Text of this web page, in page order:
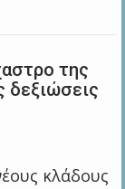
της
δεξιώσεις
κλάδους